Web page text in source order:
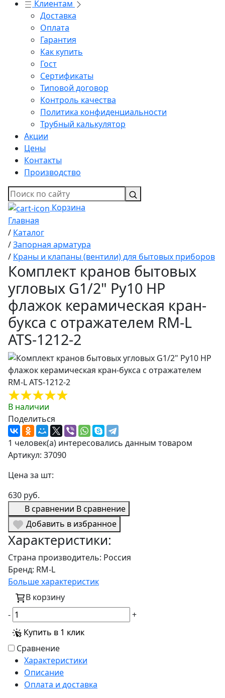
Клиентам
Доставка
Оплата
Гарантия
Как купить
Гост
Сертификаты
Типовой договор
Контроль качества
Политика конфиденциальности
Трубный калькулятор
Акции
Цены
Контакты
Производство
Корзина
Главная
/ Каталог
/Запорная арматура
/ Краны и клапаны (вентили) для бытовых приборов
Комплект кранов бытовых
угловых G1/2" Ру10 НР
флажок керамическая кран-
букса с отражателем RM-L
ATS-1212-2
В наличии
Поделиться
1 человек(а) интересовались данным товаром
Артикул: 37090
Цена за шт:
630 руб.
В сравнении В сравнение
Добавить в избранное
Характеристики:
Страна производитель: Россия
Бренд: RM-L
Больше характеристик
В корзину
-
+
Купить в 1 клик
Сравнение
Характеристики
Описание
Оплата и доставка